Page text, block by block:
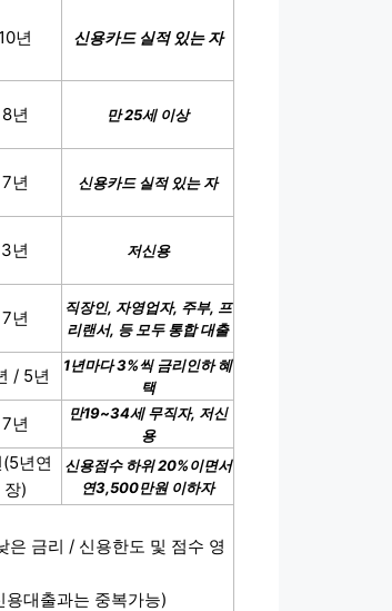
10년 신용카드 실적 있는 자
8년 만 25세 이상
7년 신용카드 실적 있는 자
3년 저신용
7년
직장인, 자영업자, 주부, 프
리랜서, 등 모두 통합 대출
/ 5년
1년마다 3%씩 금리인하 혜
택
7년
만19~34세 무직자, 저신
용
(5년연
장)
신용점수 하위 20%이면서
연3,500만원 이하자
은 금리 / 신용한도 및 점수 영
대출과는 중복가능)